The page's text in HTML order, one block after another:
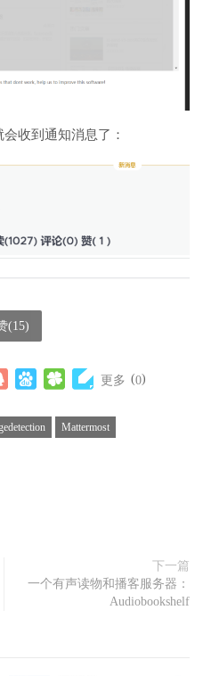
收到通知消息了：
(15)
更多 (0)
Mattermost
下一篇
一个有声读物和播客服务器：
Audiobookshelf